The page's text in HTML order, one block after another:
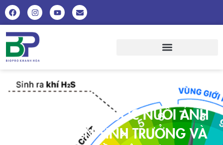
MÔI TRƯỜNG NƯỚC NUÔI ẢNH
HƯỞNG ĐẾN SINH TRƯỞNG VÀ